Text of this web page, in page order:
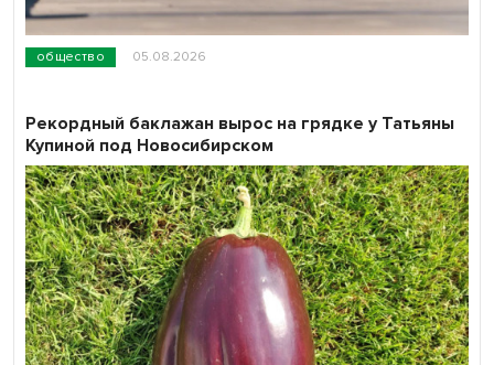
общество 05.08.2026
Рекордный баклажан вырос на грядке у Татьяны
Купиной под Новосибирском